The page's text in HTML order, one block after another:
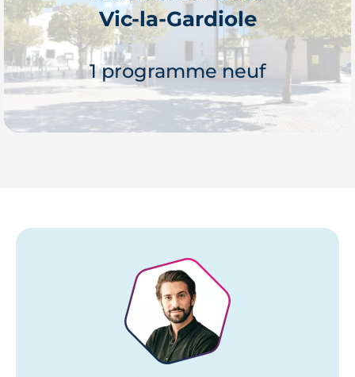
Je découvre
Vic-la-Gardiole
1 programme neuf
Je découvre